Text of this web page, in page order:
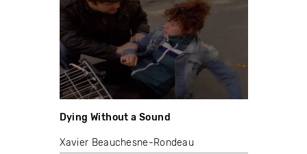
Dying Without a Sound
Xavier Beauchesne-Rondeau